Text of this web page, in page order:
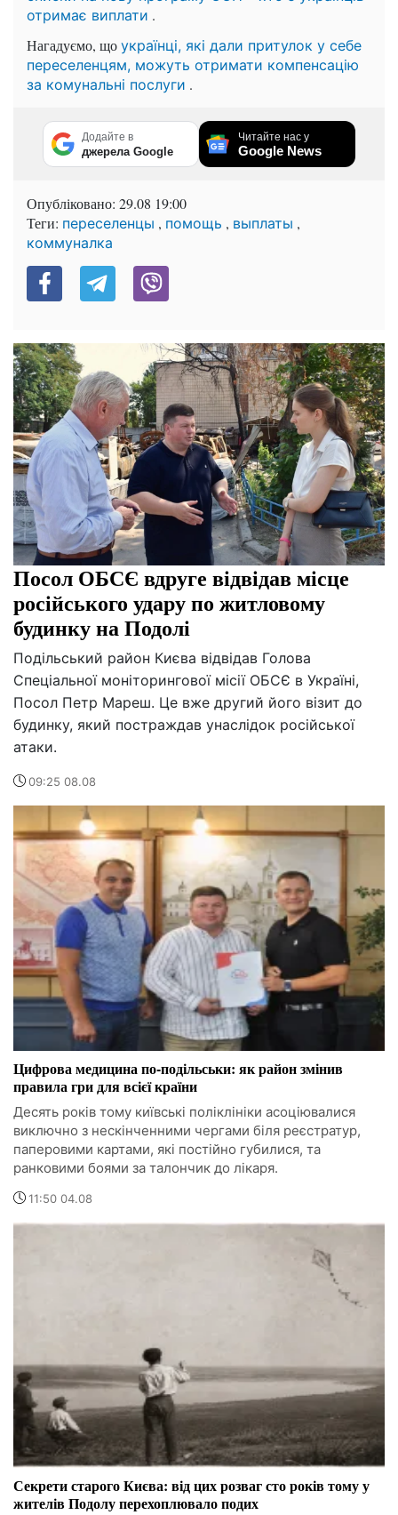
отримає виплати .
Нагадуємо, що українці, які дали притулок у себе
переселенцям, можуть отримати компенсацію
за комунальні послуги .
Додайте в
джерела Google
Читайте нас у
Google News
Опубліковано: 29.08 19:00
Теги: переселенцы , помощь , выплаты ,
коммуналка
Посол ОБСЄ вдруге відвідав місце
російського удару по житловому
будинку на Подолі
Подільський район Києва відвідав Голова
Спеціальної моніторингової місії ОБСЄ в Україні,
Посол Петр Мареш. Це вже другий його візит до
будинку, який постраждав унаслідок російської
атаки.
09:25 08.08
Цифрова медицина по-подільськи: як район змінив
правила гри для всієї країни
Десять років тому київські поліклініки асоціювалися
виключно з нескінченними чергами біля реєстратур,
паперовими картами, які постійно губилися, та
ранковими боями за талончик до лікаря.
11:50 04.08
Секрети старого Києва: від цих розваг сто років тому у
жителів Подолу перехоплювало подих